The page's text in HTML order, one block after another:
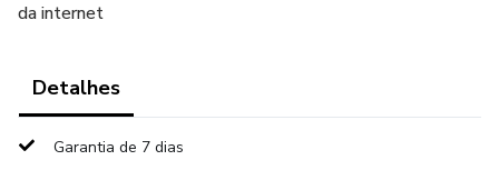
da internet
Detalhes
Garantia de 7 dias